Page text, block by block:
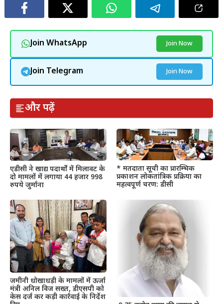
Join WhatsApp Join Now
Join Telegram Join Now
और पढ़ें
एडीसी ने खाद्य पदार्थों में मिलावट के
दो मामलों में लगाया 44 हजार 998
रुपये जुर्माना
* मतदाता सूची का प्रारम्भिक
प्रकाशन लोकतांत्रिक प्रक्रिया का
महत्वपूर्ण चरण: डीसी
जमीनी धोखाधड़ी के मामलों में ऊर्जा
मंत्री अनिल विज सख्त, डीएसपी को
केस दर्ज कर कड़ी कार्रवाई के निर्देश